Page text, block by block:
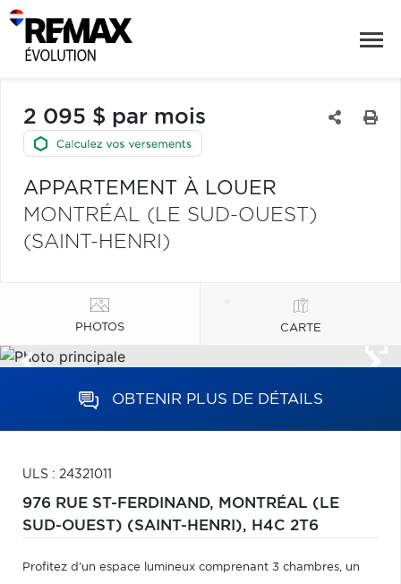
2 095 $ par mois
APPARTEMENT À LOUER
MONTRÉAL (LE SUD-OUEST)
(SAINT-HENRI)
PHOTOS CARTE
OBTENIR PLUS DE DÉTAILS
ULS : 24321011
976 RUE ST-FERDINAND, MONTRÉAL (LE
SUD-OUEST) (SAINT-HENRI), H4C 2T6
Profitez d'un espace lumineux comprenant 3 chambres, un